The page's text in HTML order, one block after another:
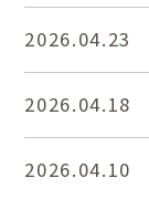
2026.04.23
2026.04.18
2026.04.10